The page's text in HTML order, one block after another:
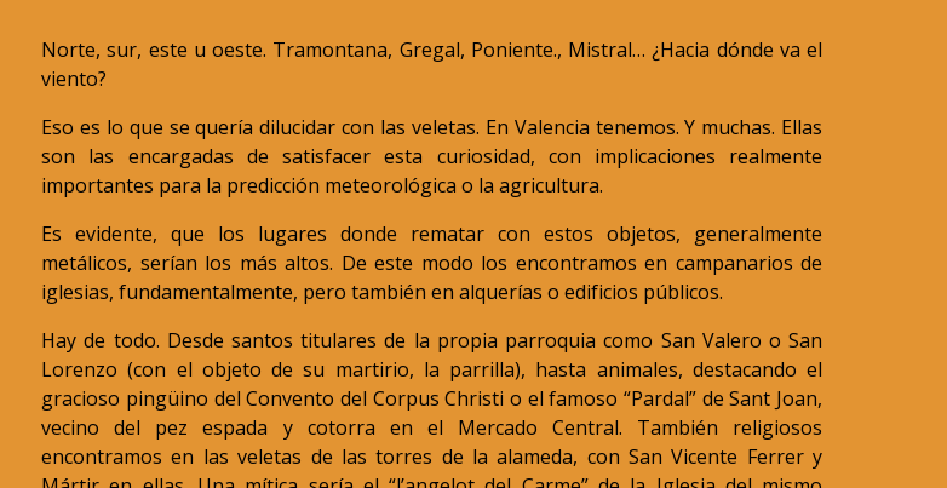
Norte, sur, este u oeste. Tramontana, Gregal, Poniente., Mistral… ¿Hacia dónde va el
viento?
Eso es lo que se quería dilucidar con las veletas. En Valencia tenemos. Y muchas. Ellas
son las encargadas de satisfacer esta curiosidad, con implicaciones realmente
importantes para la predicción meteorológica o la agricultura.
Es evidente, que los lugares donde rematar con estos objetos, generalmente
metálicos, serían los más altos. De este modo los encontramos en campanarios de
iglesias, fundamentalmente, pero también en alquerías o edificios públicos.
Hay de todo. Desde santos titulares de la propia parroquia como San Valero o San
Lorenzo (con el objeto de su martirio, la parrilla), hasta animales, destacando el
gracioso pingüino del Convento del Corpus Christi o el famoso “Pardal” de Sant Joan,
vecino del pez espada y cotorra en el Mercado Central. También religiosos
encontramos en las veletas de las torres de la alameda, con San Vicente Ferrer y